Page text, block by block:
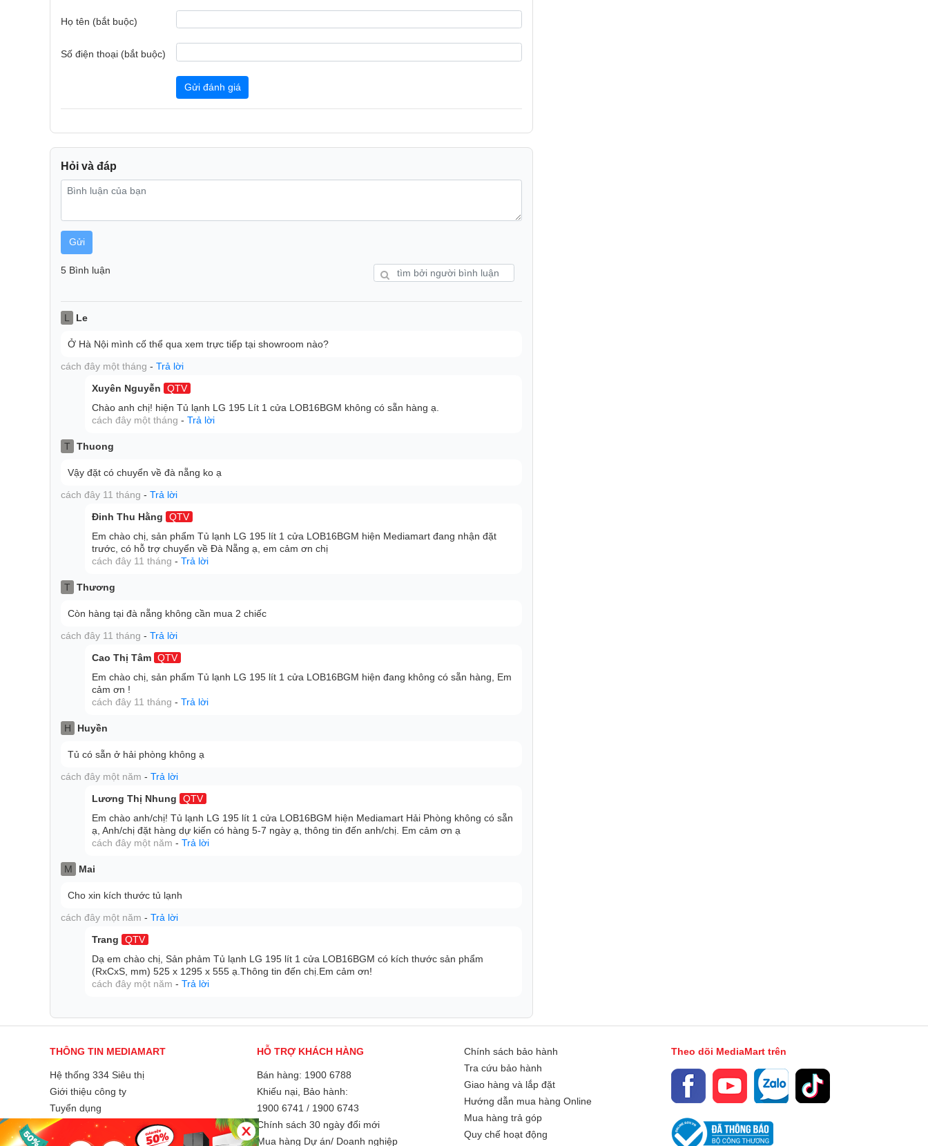
Bảo quản thông minh
Với 4 kệ và 1 ngăn kéo, giờ đây bạn có thể sắp xếp thực phẩm đông lạnh hiệu quả, giúp dễ
Tiết kiệm không gian sàn
Tủ đông rộng 530mm tận dụng không gian sàn tốt hơn.
tan ra, giúp bạn dễ dàng vệ sinh tủ lạnh sạch sẽ.
Họ tên (bắt buộc)
Số điện thoại (bắt buộc)
Gửi đánh giá
Hỏi và đáp
Gửi
5 Bình luận
L Le
Ở Hà Nội mình cố thể qua xem trực tiếp tại showroom nào?
cách đây một tháng - Trả lời
Xuyên Nguyễn
QTV
Chào anh chị! hiện Tủ lạnh LG 195 Lít 1 cửa LOB16BGM không có sẵn hàng ạ.
cách đây một tháng - Trả lời
T Thuong
Vậy đặt có chuyển về đà nẵng ko ạ
cách đây 11 tháng - Trả lời
Đinh Thu Hằng
QTV
Em chào chị, sản phẩm Tủ lạnh LG 195 lít 1 cửa LOB16BGM hiện Mediamart đang nhận đặt
trước, có hỗ trợ chuyển về Đà Nẵng ạ, em cảm ơn chị
cách đây 11 tháng - Trả lời
T Thương
Còn hàng tại đà nẵng không cần mua 2 chiếc
cách đây 11 tháng - Trả lời
Cao Thị Tâm QTV
Em chào chị, sản phẩm Tủ lạnh LG 195 lít 1 cửa LOB16BGM hiện đang không có sẵn hàng, Em
cảm ơn !
cách đây 11 tháng - Trả lời
H Huyền
Tủ có sẵn ở hải phòng không ạ
cách đây một năm - Trả lời
Lương Thị Nhung
QTV
Em chào anh/chị! Tủ lạnh LG 195 lít 1 cửa LOB16BGM hiện Mediamart Hải Phòng không có sẵn
ạ, Anh/chị đặt hàng dự kiến có hàng 5-7 ngày ạ, thông tin đến anh/chị. Em cảm ơn ạ
cách đây một năm - Trả lời
M Mai
Cho xin kích thước tủ lạnh
cách đây một năm - Trả lời
Trang
QTV
Dạ em chào chị, Sản phảm Tủ lạnh LG 195 lít 1 cửa LOB16BGM có kích thước sản phẩm
(RxCxS, mm) 525 x 1295 x 555 ạ.Thông tin đến chị.Em cảm ơn!
cách đây một năm - Trả lời
THÔNG TIN MEDIAMART
Hệ thống 334 Siêu thị
Giới thiệu công ty
Tuyển dụng
Liên hệ và góp ý
Phương thức thanh toán
HỖ TRỢ KHÁCH HÀNG
Bán hàng: 1900 6788
Khiếu nại, Bảo hành:
1900 6741 / 1900 6743
Chính sách 30 ngày đổi mới
Mua hàng Dự án/ Doanh nghiệp
Chính sách bảo hành
Tra cứu bảo hành
Giao hàng và lắp đặt
Hướng dẫn mua hàng Online
Mua hàng trả góp
Quy chế hoạt động
Theo dõi MediaMart trên